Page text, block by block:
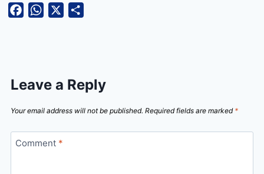
FacebookWhatsApp
Leave a Reply
Your email address will not be published. Required fields are marked *
Comment *